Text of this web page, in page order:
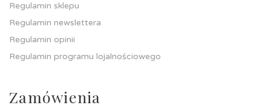
Regulamin sklepu
Regulamin newslettera
Regulamin opinii
Regulamin programu lojalnościowego
Zamówienia